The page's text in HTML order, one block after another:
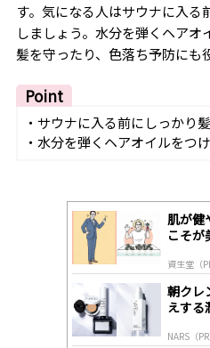
す。気になる人はサウナに入る
しましょう。水分を弾くヘアオ
髪を守ったり、色落ち予防にも
Point
・サウナに入る前にしっかり
・水分を弾くヘアオイルをつ
肌が健
こそが
資生堂（
朝クレ
えする
NARS（PR